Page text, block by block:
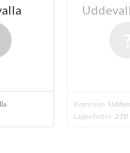
Kommun
Lägenheter 270